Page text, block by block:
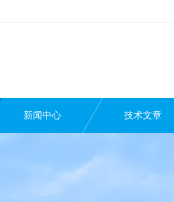
新闻中心 技术文章